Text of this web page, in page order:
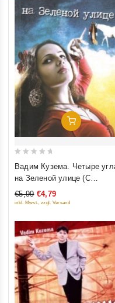
Добавить В
out
5
Вадим Кузема. Четыре
на Зеленой улице (С
автографом Вадима
€5,99 €4,79
inkl. Mwst., zzgl. Versand